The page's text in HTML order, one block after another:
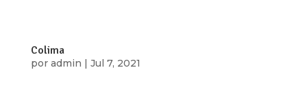
Colima
por admin | Jul 7, 2021